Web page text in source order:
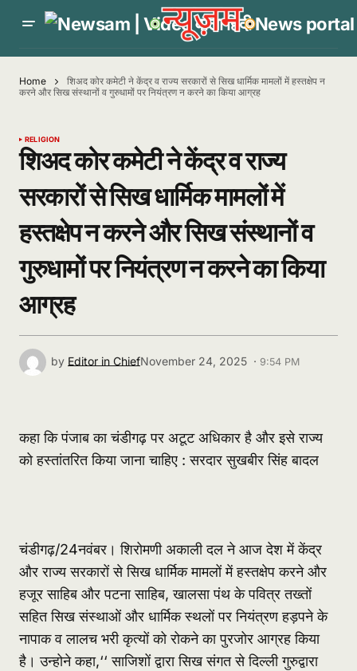
Home
शिअद कोर कमेटी ने केंद्र व राज्य सरकारों से सिख धार्मिक मामलों में हस्तक्षेप न
करने और सिख संस्थानों व गुरुधामों पर नियंत्रण न करने का किया आग्रह
RELIGION
शिअद कोर कमेटी ने केंद्र व राज्य
सरकारों से सिख धार्मिक मामलों में
हस्तक्षेप न करने और सिख संस्थानों व
गुरुधामों पर नियंत्रण न करने का किया
आग्रह
by Editor in ChiefNovember 24, 2025 · 9:54 PM
कहा कि पंजाब का चंडीगढ़ पर अटूट अधिकार है और इसे राज्य
को हस्तांतरित किया जाना चाहिए : सरदार सुखबीर सिंह बादल
चंडीगढ़/24नवंबर। शिरोमणी अकाली दल ने आज देश में केंद्र
और राज्य सरकारों से सिख धार्मिक मामलों में हस्तक्षेप करने और
हजूर साहिब और पटना साहिब, खालसा पंथ के पवित्र तख्तों
सहित सिख संस्थाओं और धार्मिक स्थलों पर नियंत्रण हड़पने के
नापाक व लालच भरी कृत्यों को रोकने का पुरजोर आग्रह किया
है। उन्होने कहा,‘‘ साजिशों द्वारा सिख संगत से दिल्ली गुरुद्वारा